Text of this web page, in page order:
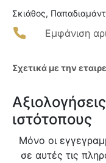
Σκιάθος,
Εμφάνιση
Σχετικά με την
ιστότοπους
Μόνο οι
σε αυτές τις